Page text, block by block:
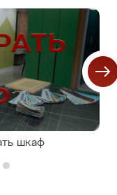
шкаф